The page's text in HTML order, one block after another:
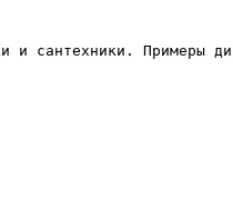
сантехники. Примеры